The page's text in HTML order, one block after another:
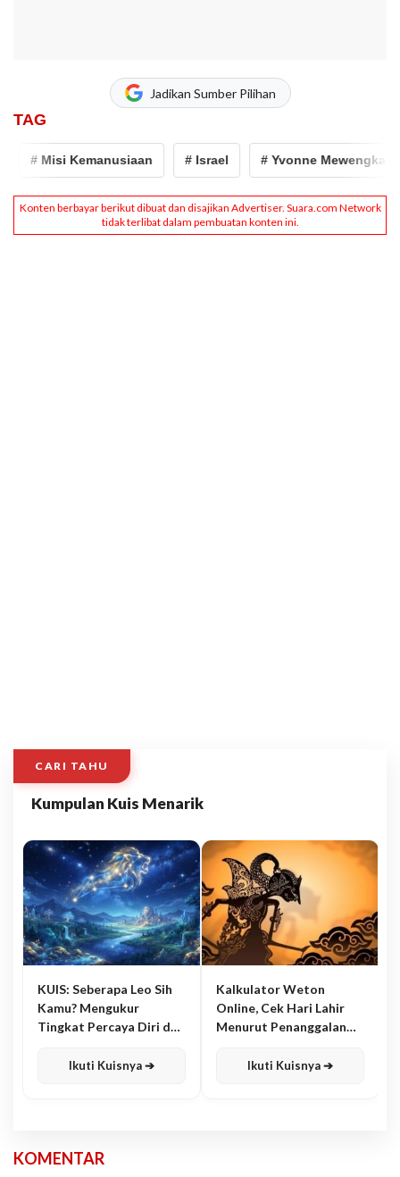
Jadikan Sumber Pilihan
TAG
# Misi Kemanusiaan # Israel # Yvonne Mewengkang
CARI TAHU
Kumpulan Kuis Menarik
KUIS: Seberapa Leo Sih
Kamu? Mengukur
Tingkat Percaya Diri dan
Ikuti Kuisnya ➔
Kalkulator Weton
Online, Cek Hari Lahir
Menurut Penanggalan
Ikuti Kuisnya ➔
KOMENTAR